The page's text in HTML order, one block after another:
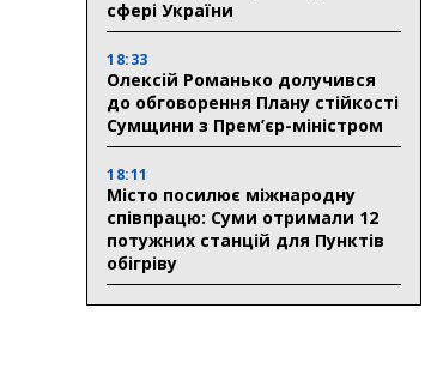
сфері України
18:33
Олексій Романько долучився
до обговорення Плану стійкості
Сумщини з Прем’єр-міністром
18:11
Місто посилює міжнародну
співпрацю: Суми отримали 12
потужних станцій для Пунктів
обігріву